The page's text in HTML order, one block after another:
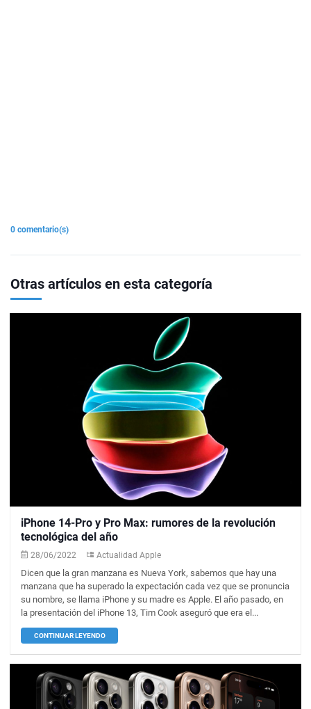
0 comentario(s)
Otras artículos en esta categoría
iPhone 14-Pro y Pro Max: rumores de la revolución
tecnológica del año
28/06/2022 Actualidad Apple
Dicen que la gran manzana es Nueva York, sabemos que hay una
manzana que ha superado la expectación cada vez que se pronuncia
su nombre, se llama iPhone y su madre es Apple. El año pasado, en
la presentación del iPhone 13, Tim Cook aseguró que era el...
CONTINUAR LEYENDO